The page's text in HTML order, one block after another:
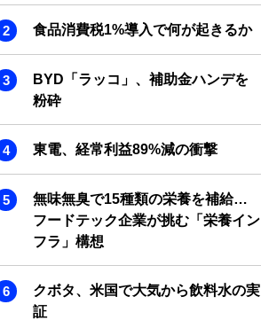
食品消費税1%導入で何が起きるか
BYD「ラッコ」、補助金ハンデを
粉砕
東電、経常利益89%減の衝撃
無味無臭で15種類の栄養を補給…
フードテック企業が挑む「栄養イン
フラ」構想
クボタ、米国で大気から飲料水の実
証
ENDING JOURNAL
ESTATE BROKERAGE JOURNAL
MARKETING JOURNAL
JOURNAL
DOG JOURNAL